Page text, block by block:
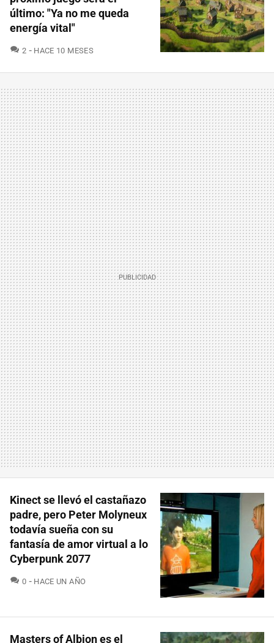
último: "Ya no me queda
energía vital"
2 COMENTARIOS
HACE 10 MESES
Kinect se llevó el castañazo
padre, pero Peter Molyneux
todavía sueña con su
fantasía de amor virtual a lo
Cyberpunk 2077
0 COMENTARIOS
HACE UN AÑO
Masters of Albion es el